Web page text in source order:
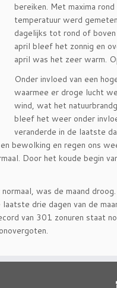
bereiken. Met maxima
temperatuur werd
dagelijks tot rond of
april bleef het zonnig en
april was het zeer warm.
Onder invloed van een
waarmee er droge lucht
wind, wat het
bleef het weer onder
veranderde in de laatste
bewolking en regen ons
Door het koude begin
was de maand
drie dagen van de
van 301 zonuren staat